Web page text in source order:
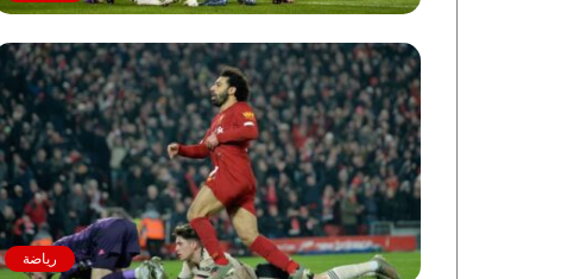
رياضة